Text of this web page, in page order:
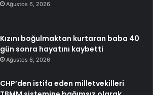
Ağustos 6, 2026
Kızını boğulmaktan kurtaran baba 40
gün sonra hayatını kaybetti
Ağustos 6, 2026
CHP’den istifa eden milletvekilleri